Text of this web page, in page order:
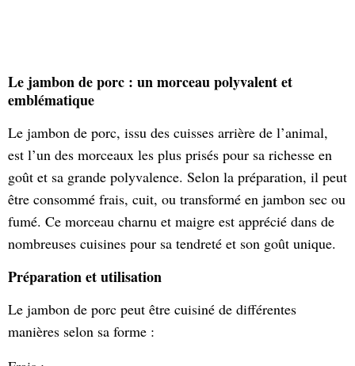
Le jambon de porc : un morceau polyvalent et
emblématique
Le jambon de porc, issu des cuisses arrière de l’animal,
est l’un des morceaux les plus prisés pour sa richesse en
goût et sa grande polyvalence. Selon la préparation, il peut
être consommé frais, cuit, ou transformé en jambon sec ou
fumé. Ce morceau charnu et maigre est apprécié dans de
nombreuses cuisines pour sa tendreté et son goût unique.
Préparation et utilisation
Le jambon de porc peut être cuisiné de différentes
manières selon sa forme :